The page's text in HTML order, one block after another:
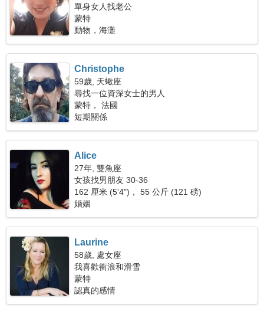
單身女人找老公
蒙特
動物，海灘
Christophe
59歲, 天蠍座
尋找一位資深女士的男人
蒙特， 法國
短期關係
Alice
27年, 雙魚座
女孩找男朋友 30-36
162 厘米 (5'4")， 55 公斤 (121 磅)
婚姻
Laurine
58歲, 處女座
我喜歡衝浪和滑雪
蒙特
認真的感情